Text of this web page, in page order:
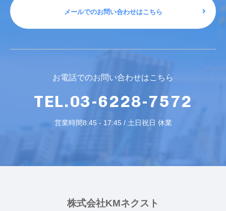
メールでのお問い合わせはこちら
お電話でのお問い合わせはこちら
TEL.03-6228-7572
営業時間8:45 - 17:45 / 土日祝日 休業
株式会社KMネクスト